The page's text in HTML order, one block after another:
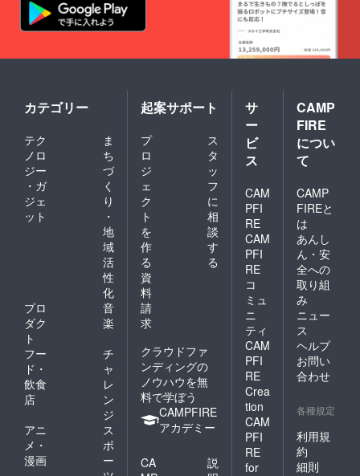
退
2016年(第63
回)：2回戦敗
◎静岡学生
サッカー選
手権
2020年(第35
止/[後期]準優
勝
2019年(第34
回)：[前期]優
勝/[後期]準優
勝
2018年(第33
回)：[前期]準
優勝/[後期]予
選敗退
2017年(第32
回)：[前期]3
位/[後期]2位
2016年(第31
回)：[前期]予
選敗退/[後
カテゴリー
テク
ノロ
ジー
・ガ
ジェ
ット
ま
ち
づ
く
り
・
地
域
活
性
化
プロ
ダク
ト
音
楽
フー
ド・
飲食
店
チ
ャ
レ
ン
ジ
アニ
メ・
漫画
ス
ポ
ー
起案サポート
プ
ロ
ジ
ェ
ク
ト
を
作
る
ス
タ
ッ
フ
に
相
談
す
る
資
料
請
求
クラウドファ
ンディングの
ノウハウを無
料で学ぼう
CAMPFIRE
アカデミー
CA
説
サ
ー
ビ
ス
CAM
PFI
RE
CAM
PFI
RE
コ
ミュ
ニ
ティ
CAM
PFI
RE
Crea
tion
CAM
PFI
RE
for
CAMP
FIRE
につい
て
CAMP
FIREと
は
あんし
ん・安
全への
取り組
み
ニュー
ス
ヘルプ
お問い
合わせ
各種規定
利用規
約
細則